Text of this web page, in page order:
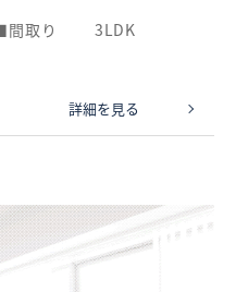
間取り 3LDK
詳細を見る